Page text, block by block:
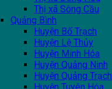
Thị xã Sông Cầu
Quảng Bình
Huyện Bố Trạch
Huyện Lệ Thủy
Huyện Minh Hóa
Huyện Quảng Ninh
Huyện Quảng Trạch